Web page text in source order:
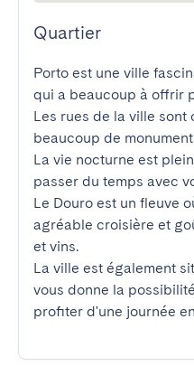
Quartier
Porto est une ville
qui a beaucoup à offrir
Les rues de la ville sont
beaucoup de
La vie nocturne est
passer du temps avec
Le Douro est un fleuve
agréable croisière et
et vins.
La ville est également
vous donne la
profiter d'une journée